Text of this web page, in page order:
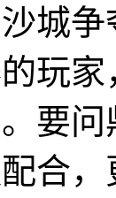
城
玩
要
合